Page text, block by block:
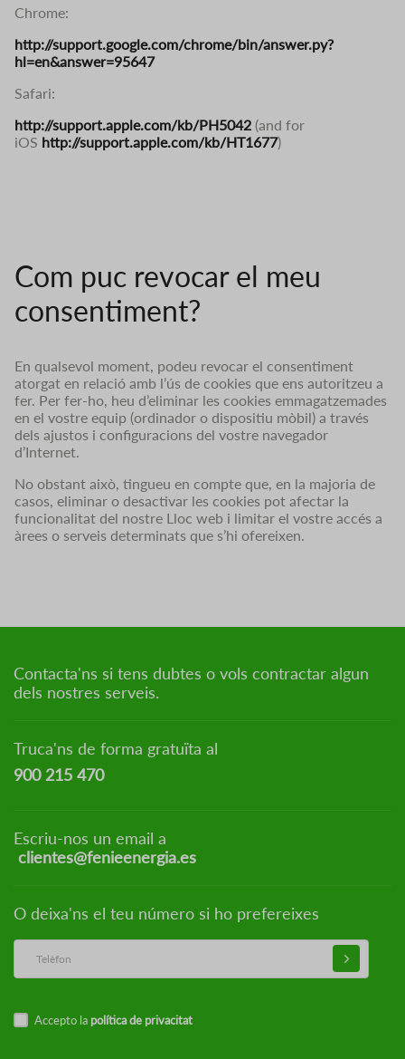
Chrome:
http://support.google.com/chrome/bin/answer.py?
hl=en&answer=95647
Safari:
http://support.apple.com/kb/PH5042 (and for
iOS http://support.apple.com/kb/HT1677)
Com puc revocar el meu
consentiment?
En qualsevol moment, podeu revocar el consentiment
atorgat en relació amb l’ús de cookies que ens autoritzeu a
fer. Per fer-ho, heu d’eliminar les cookies emmagatzemades
en el vostre equip (ordinador o dispositiu mòbil) a través
dels ajustos i configuracions del vostre navegador
d’Internet.
No obstant això, tingueu en compte que, en la majoria de
casos, eliminar o desactivar les cookies pot afectar la
funcionalitat del nostre Lloc web i limitar el vostre accés a
àrees o serveis determinats que s’hi ofereixen.
Contacta'ns si tens dubtes o vols contractar algun
dels nostres serveis.
Truca'ns de forma gratuïta al
900 215 470
Escriu-nos un email a
clientes@fenieenergia.es
O deixa'ns el teu número si ho prefereixes
Accepto la política de privacitat